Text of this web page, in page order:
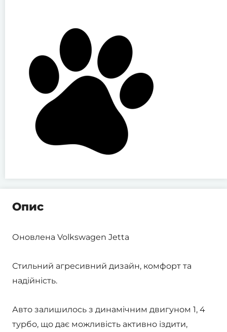
Опис
Оновлена Volkswagen Jetta
Стильний агресивний дизайн, комфорт та
надійність.
Авто залишилось з динамічним двигуном 1, 4
турбо, що дає можливість активно іздити,